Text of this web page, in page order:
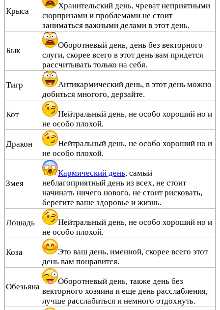
Крыса
Хранительский день, чреват неприятными
сюрпризами и проблемами не стоит
заниматься важными делами в этот день.
Бык
Оборотневый день, день без векторного
слуги, скорее всего в этот день вам придется
рассчитывать только на себя.
Тигр
Антикармический день, в этот день можно
добиться многого, дерзайте.
Кот
Нейтральный день, не особо хороший но и
не особо плохой.
Дракон
Нейтральный день, не особо хороший но и
не особо плохой.
Змея
Кармический день, самый
неблагоприятный день из всех, не стоит
начинать ничего нового, не стоит рисковать,
берегите ваше здоровье и жизнь.
Лошадь
Нейтральный день, не особо хороший но и
не особо плохой.
Коза
Это ваш день, именной, скорее всего этот
день вам понравится.
Обезьяна
Оборотневый день, также день без
векторного хозяина и еще день расслабления,
лучше расслабиться и немного отдохнуть.